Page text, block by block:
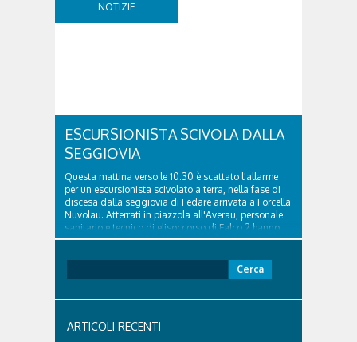
appositi dissuasori in corrispondenza...
NOTIZIE
ESCURSIONISTA SCIVOLA DALLA
SEGGIOVIA
Questa mattina verso le 10.30 è scattato l'allarme
per un escursionista scivolato a terra, nella fase di
discesa dalla seggiovia di Fedare arrivata a Forcella
Nuvolau. Atterrati in piazzola all'Averau, personale
sanitario e tecnico di elisoccorso di Falco 2 hanno
raggiunto il 74enne di Teolo...
per:
ARTICOLI RECENTI